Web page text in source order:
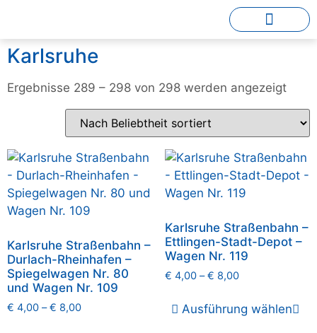
Karlsruhe
Ergebnisse 289 – 298 von 298 werden angezeigt
Karlsruhe Straßenbahn –
Durlach-Rheinhafen –
Spiegelwagen Nr. 80
und Wagen Nr. 109
€ 4,00 –€ 8,00
Karlsruhe Straßenbahn –
Ettlingen-Stadt-Depot –
Wagen Nr. 119
€ 4,00–€ 8,00
Ausführung wählen